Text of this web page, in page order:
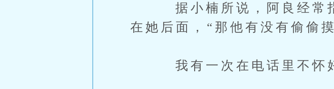
据小楠所说，阿良经常指
在她后面，“那他有没有偷偷
我有一次在电话里不怀好